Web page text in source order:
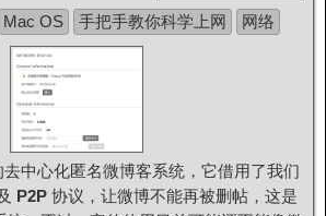
Mac OS 手把手教你科学上网 网络
去中心化匿名微博客系统，它借用了我们
P2P 协议，让微博不能再被删帖，这是